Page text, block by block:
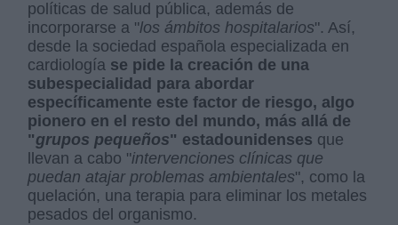
políticas de salud pública, además de
incorporarse a "los ámbitos hospitalarios". Así,
desde la sociedad española especializada en
cardiología se pide la creación de una
subespecialidad para abordar
específicamente este factor de riesgo, algo
pionero en el resto del mundo, más allá de
"grupos pequeños" estadounidenses que
llevan a cabo "intervenciones clínicas que
puedan atajar problemas ambientales", como la
quelación, una terapia para eliminar los metales
pesados del organismo.